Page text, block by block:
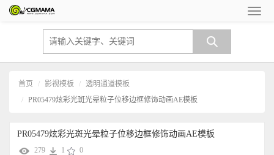
首页 影视模板
透明通道模板
PR05479炫彩光斑光晕粒子位移边框修饰动画AE模板
PR05479炫彩光斑光晕粒子位移边框修饰动画AE模板
279 1
0